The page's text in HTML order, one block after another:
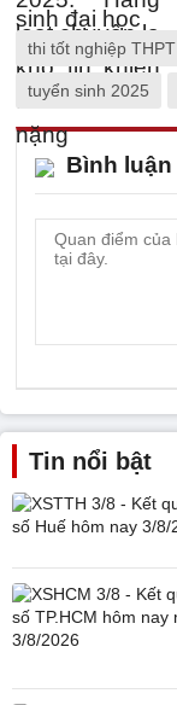
thi tốt nghiệp THPT
tuyển sinh 2025
Bình luận
Tin nổi bật